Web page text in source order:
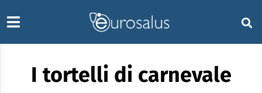
I tortelli di carnevale